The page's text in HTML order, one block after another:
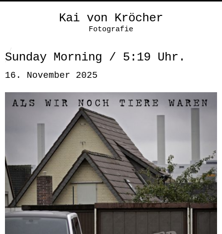
Kai von Kröcher
Fotografie
Sunday Morning / 5:19 Uhr.
16. November 2025